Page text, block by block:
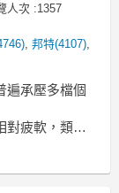
人次 :1357
,邦特(4107),
遍承壓多檔個
對疲軟，類股
偏空。盤面